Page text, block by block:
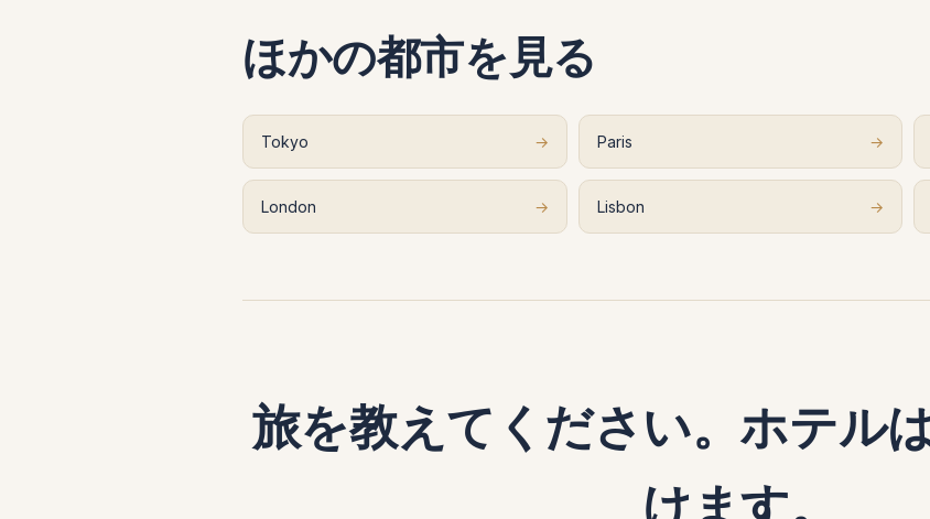
ほかの都市を見る
Tokyo → Paris →
London → Lisbon →
旅を教えてください。ホテル